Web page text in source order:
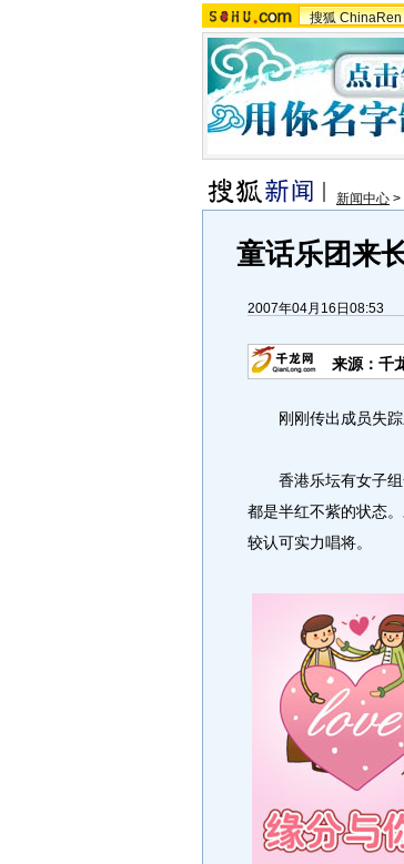
搜狐 ChinaRen
新闻中心 >
童话乐团来
2007年04月16日08:53
来源：千
刚刚传出成员失踪
香港乐坛有女子组
都是半红不紫的状态
较认可实力唱将。